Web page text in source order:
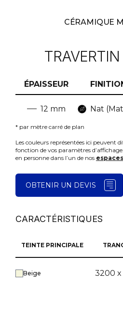
CÉRAMIQUE
ÉPAISSEUR
12 mm Nat
* par mètre carré de plan
Les couleurs représentées ici peuvent
fonction de vos paramètres
en personne dans l’un de nos
OBTENIR UN DEVIS
CARACTÉRISTIQUES
TEINTE PRINCIPALE
Beige 3200 x